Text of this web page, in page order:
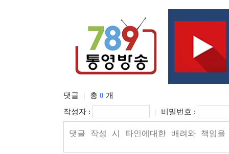
댓글 총 0 개
작성자 :
비밀번호 :